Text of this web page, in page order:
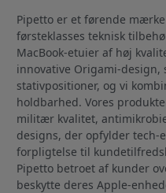
Pipetto er et førende
førsteklasses teknisk
MacBook-etuier af høj
innovative Origami-design,
stativpositioner, og vi
holdbarhed. Vores
militær kvalitet,
designs, der opfylder tech-
forpligtelse til
Pipetto betroet af kunder
beskytte deres Apple-